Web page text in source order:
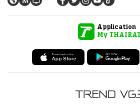
Application
My